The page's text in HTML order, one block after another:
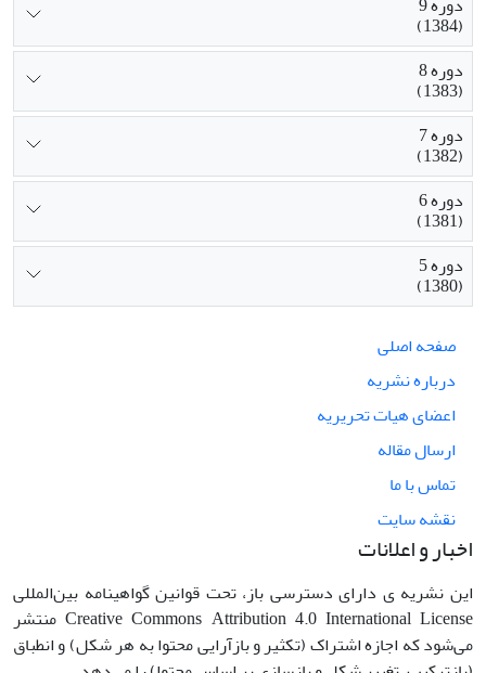
(1384)
دوره 8
(1383)
دوره 7
(1382)
دوره 6
(1381)
دوره 5
(1380)
صفحه اصلی
درباره نشریه
اعضای هیات تحریریه
ارسال مقاله
تماس با ما
نقشه سایت
اخبار و اعلانات
این نشریه ی دارای دسترسی باز، تحت قوانین گواهینامه بین‌المللی
Creative Commons Attribution 4.0 International License منتشر
می‌شود که اجازه اشتراک (تکثیر و بازآرایی محتوا به هر شکل) و انطباق